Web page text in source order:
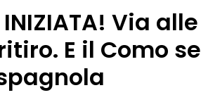
INIZIATA! Via alle
E il Como se